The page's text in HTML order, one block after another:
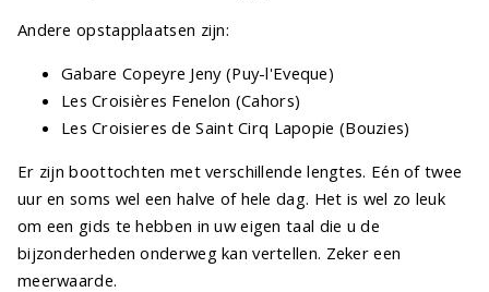
Andere opstapplaatsen zijn:
Gabare Copeyre Jeny (Puy-l'Eveque)
Les Croisières Fenelon (Cahors)
Les Croisieres de Saint Cirq Lapopie (Bouzies)
Er zijn boottochten met verschillende lengtes. Eén of twee
uur en soms wel een halve of hele dag. Het is wel zo leuk
om een gids te hebben in uw eigen taal die u de
bijzonderheden onderweg kan vertellen. Zeker een
meerwaarde.